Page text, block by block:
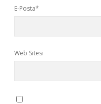
E-Posta*
Web Sitesi